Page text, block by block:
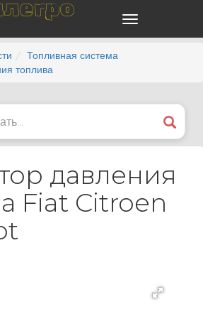
Топливная система
топлива
давления
Fiat Citroen